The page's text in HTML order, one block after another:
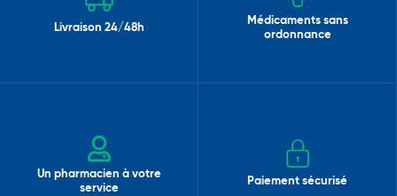
Livraison 24/48h
Médicaments sans
ordonnance
Un pharmacien à votre
service
Paiement sécurisé